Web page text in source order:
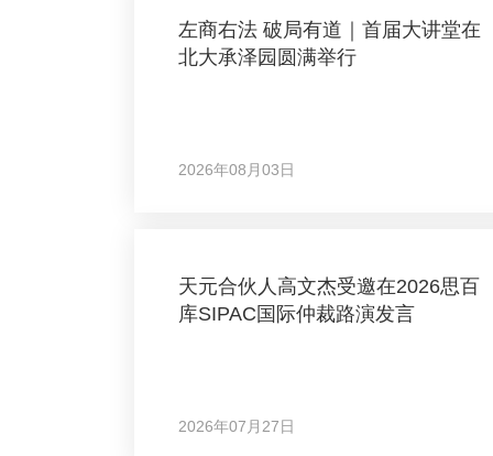
左商右法 破局有道｜首届大讲堂在
北大承泽园圆满举行
2026年08月03日
天元合伙人高文杰受邀在2026思百
库SIPAC国际仲裁路演发言
2026年07月27日